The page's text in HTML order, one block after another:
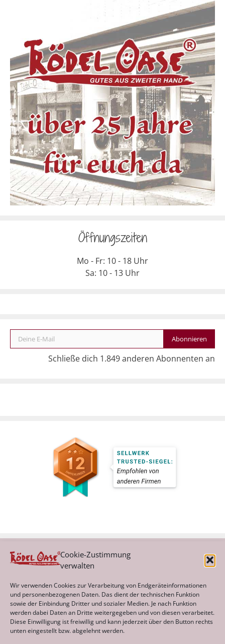
Cookie-Zustimmung
verwalten
Wir verwenden Cookies zur Verarbeitung von Endgeräteinformationen
und personenbezogenen Daten. Das dient der technischen Funktion
sowie der Einbindung Dritter und sozialer Medien. Je nach Funktion
werden dabei Daten an Dritte weitergegeben und von diesen verarbeitet.
Diese Einwilligung ist freiwillig und kann jederzeit über den Button rechts
unten eingestellt bzw. abgelehnt werden.
Öffnungszeiten
Mo - Fr: 10 - 18 Uhr
Sa: 10 - 13 Uhr
Deine E-Mail
Abonnieren
Schließe dich 1.849 anderen Abonnenten an
Archiv